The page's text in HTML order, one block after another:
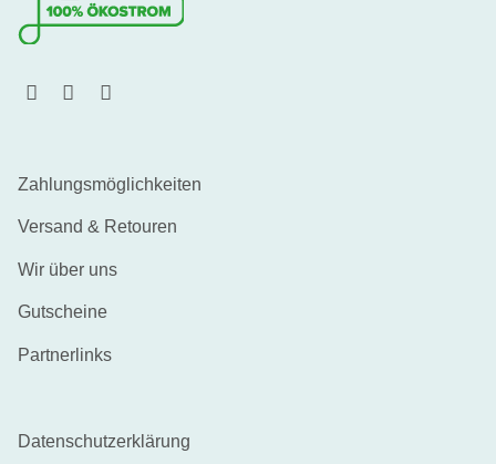
Zahlungsmöglichkeiten
Versand & Retouren
Wir über uns
Gutscheine
Partnerlinks
Datenschutzerklärung